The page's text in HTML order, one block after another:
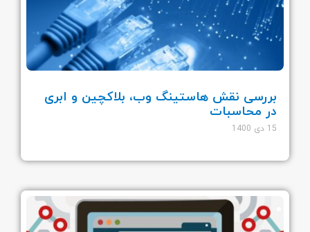
بررسی نقش هاستینگ وب، بلاکچین و ابری
در محاسبات
15 دی 1400